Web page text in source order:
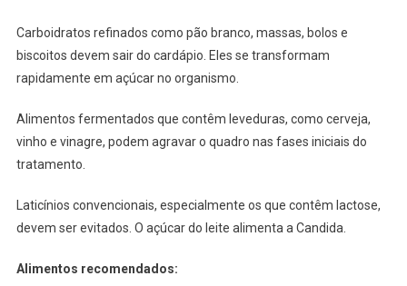
Carboidratos refinados como pão branco, massas, bolos e
biscoitos devem sair do cardápio. Eles se transformam
rapidamente em açúcar no organismo.
Alimentos fermentados que contêm leveduras, como cerveja,
vinho e vinagre, podem agravar o quadro nas fases iniciais do
tratamento.
Laticínios convencionais, especialmente os que contêm lactose,
devem ser evitados. O açúcar do leite alimenta a Candida.
Alimentos recomendados: